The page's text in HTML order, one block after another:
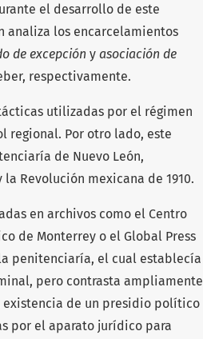
el desarrollo de este
analiza los encarcelamientos
de excepción y asociación de
respectivamente.
utilizadas por el régimen
regional. Por otro lado, este
de Nuevo León,
Revolución mexicana de 1910.
en archivos como el Centro
de Monterrey o el Global Press
penitenciaría, el cual establecía
pero contrasta ampliamente
existencia de un presidio político
por el aparato jurídico para